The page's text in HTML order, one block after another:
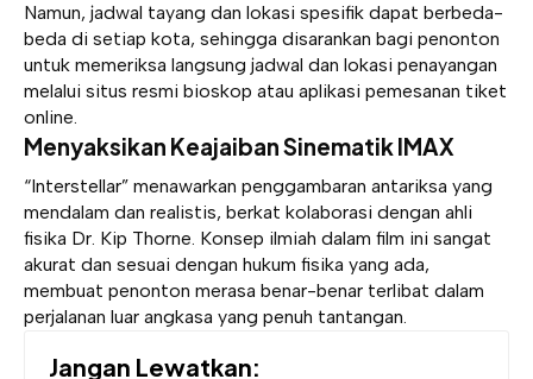
Namun, jadwal tayang dan lokasi spesifik dapat berbeda-
beda di setiap kota, sehingga disarankan bagi penonton
untuk memeriksa langsung jadwal dan lokasi penayangan
melalui situs resmi bioskop atau aplikasi pemesanan tiket
online.
Menyaksikan Keajaiban Sinematik IMAX
“Interstellar” menawarkan penggambaran antariksa yang
mendalam dan realistis, berkat kolaborasi dengan ahli
fisika Dr. Kip Thorne. Konsep ilmiah dalam film ini sangat
akurat dan sesuai dengan hukum fisika yang ada,
membuat penonton merasa benar-benar terlibat dalam
perjalanan luar angkasa yang penuh tantangan.
Jangan Lewatkan: